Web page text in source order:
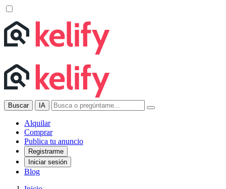
Buscar IA
Alquilar
Comprar
Publica tu anuncio
Registrarme
Iniciar sesión
Blog